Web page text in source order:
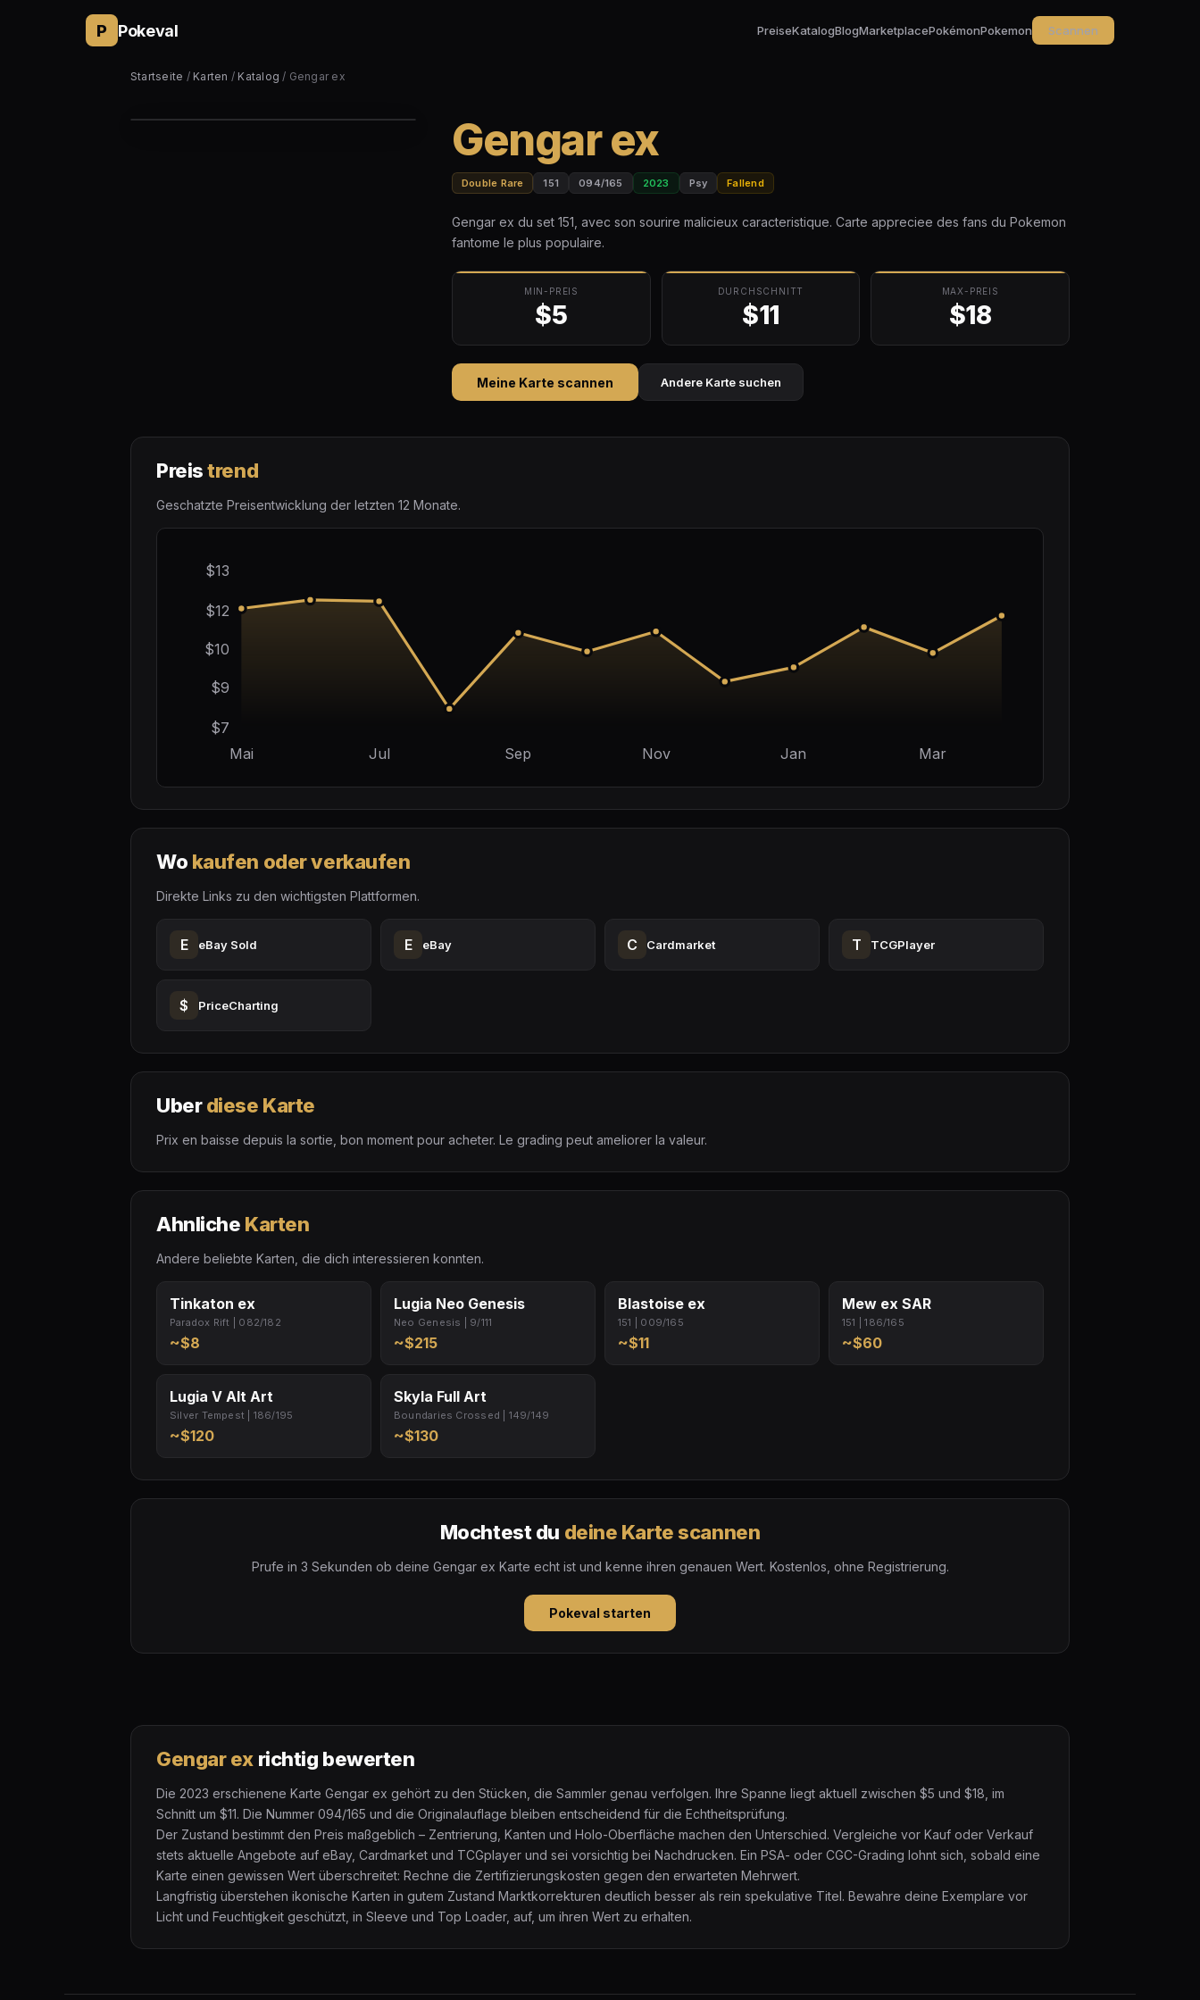
P Pokeval PreiseKatalogBlogMarketplacePokémonPokemon Scannen
Startseite / Karten / Katalog / Gengar ex
Gengar ex
Double Rare 151 094/165 2023 Psy Fallend
Gengar ex du set 151, avec son sourire malicieux caracteristique. Carte appreciee des fans du Pokemon
fantome le plus populaire.
MIN-PREIS
$5
DURCHSCHNITT
$11
MAX-PREIS
$18
Meine Karte scannen Andere Karte suchen
Preistrend
Geschatzte Preisentwicklung der letzten 12 Monate.
$7
$9
$10
$12
$13
Mai Jul Sep Nov Jan Mar
Wo kaufen oder verkaufen
Direkte Links zu den wichtigsten Plattformen.
E eBay Sold E eBay C Cardmarket T TCGPlayer
$ PriceCharting
Uberdiese Karte
Prix en baisse depuis la sortie, bon moment pour acheter. Le grading peut ameliorer la valeur.
Ahnliche Karten
Andere beliebte Karten, die dich interessieren konnten.
Tinkaton ex
Paradox Rift | 082/182
~$8
Lugia Neo Genesis
Neo Genesis | 9/111
~$215
Blastoise ex
151 | 009/165
~$11
Mew ex SAR
151 | 186/165
~$60
Lugia V Alt Art
Silver Tempest | 186/195
~$120
Skyla Full Art
Boundaries Crossed | 149/149
~$130
Mochtest du deine Karte scannen
Prufe in 3 Sekunden ob deine Gengar ex Karte echt ist und kenne ihren genauen Wert. Kostenlos, ohne Registrierung.
Pokeval starten
Gengar ex richtig bewerten
Die 2023 erschienene Karte Gengar ex gehört zu den Stücken, die Sammler genau verfolgen. Ihre Spanne liegt aktuell zwischen $5 und $18, im
Schnitt um $11. Die Nummer 094/165 und die Originalauflage bleiben entscheidend für die Echtheitsprüfung.
Der Zustand bestimmt den Preis maßgeblich – Zentrierung, Kanten und Holo-Oberfläche machen den Unterschied. Vergleiche vor Kauf oder Verkauf
stets aktuelle Angebote auf eBay, Cardmarket und TCGplayer und sei vorsichtig bei Nachdrucken. Ein PSA- oder CGC-Grading lohnt sich, sobald eine
Karte einen gewissen Wert überschreitet: Rechne die Zertifizierungskosten gegen den erwarteten Mehrwert.
Langfristig überstehen ikonische Karten in gutem Zustand Marktkorrekturen deutlich besser als rein spekulative Titel. Bewahre deine Exemplare vor
Licht und Feuchtigkeit geschützt, in Sleeve und Top Loader, auf, um ihren Wert zu erhalten.